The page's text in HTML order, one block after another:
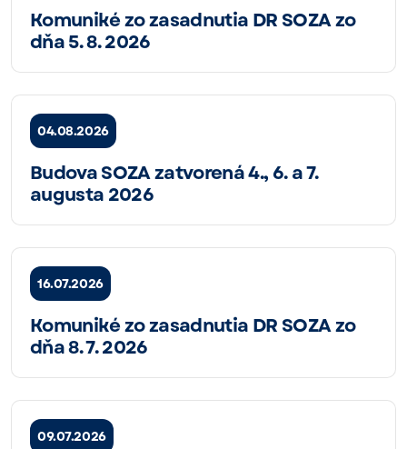
Komuniké zo zasadnutia DR SOZA zo
dňa 5. 8. 2026
04.08.2026
Budova SOZA zatvorená 4., 6. a 7.
augusta 2026
16.07.2026
Komuniké zo zasadnutia DR SOZA zo
dňa 8. 7. 2026
09.07.2026